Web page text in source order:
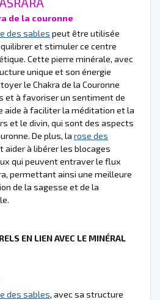
de la couronne
des sables peut être utilisée
et stimuler ce centre
Cette pierre minérale, avec
unique et son énergie
le Chakra de la Couronne
et à favoriser un sentiment de
aide à faciliter la méditation et la
et le divin, qui sont des aspects
De plus, la rose des
aider à libérer les blocages
qui peuvent entraver le flux
permettant ainsi une meilleure
de la sagesse et de la
EN LIEN AVEC LE MINÉRAL
des sables, avec sa structure